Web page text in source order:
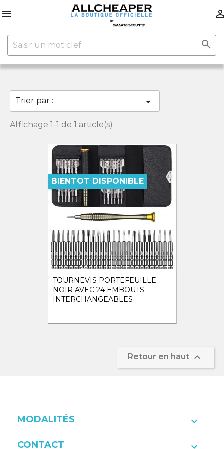


Trier par : 
Affichage 1-1 de 1 article(s)
TOURNEVIS PORTEFEUILLE
NOIR AVEC 24 EMBOUTS
INTERCHANGEABLES
BIENTOT DISPONIBLE
Retour en haut 
MODALITÉS 
CONTACT